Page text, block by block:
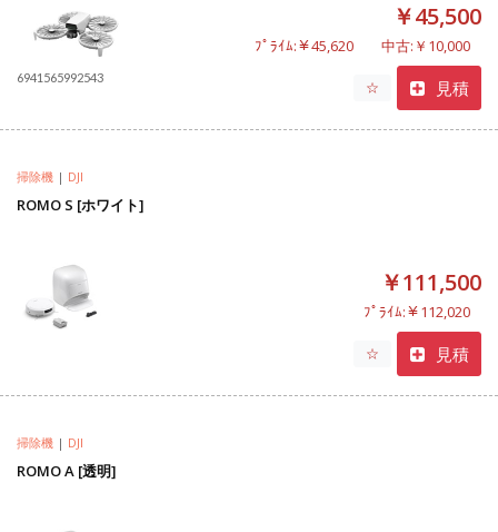
6941565992543
￥45,500
ﾌﾟﾗｲﾑ:￥45,620 中古:￥10,000
☆ 見積
掃除機 | DJI
ROMO S [ホワイト]
￥111,500
ﾌﾟﾗｲﾑ:￥112,020
☆ 見積
掃除機 | DJI
ROMO A [透明]